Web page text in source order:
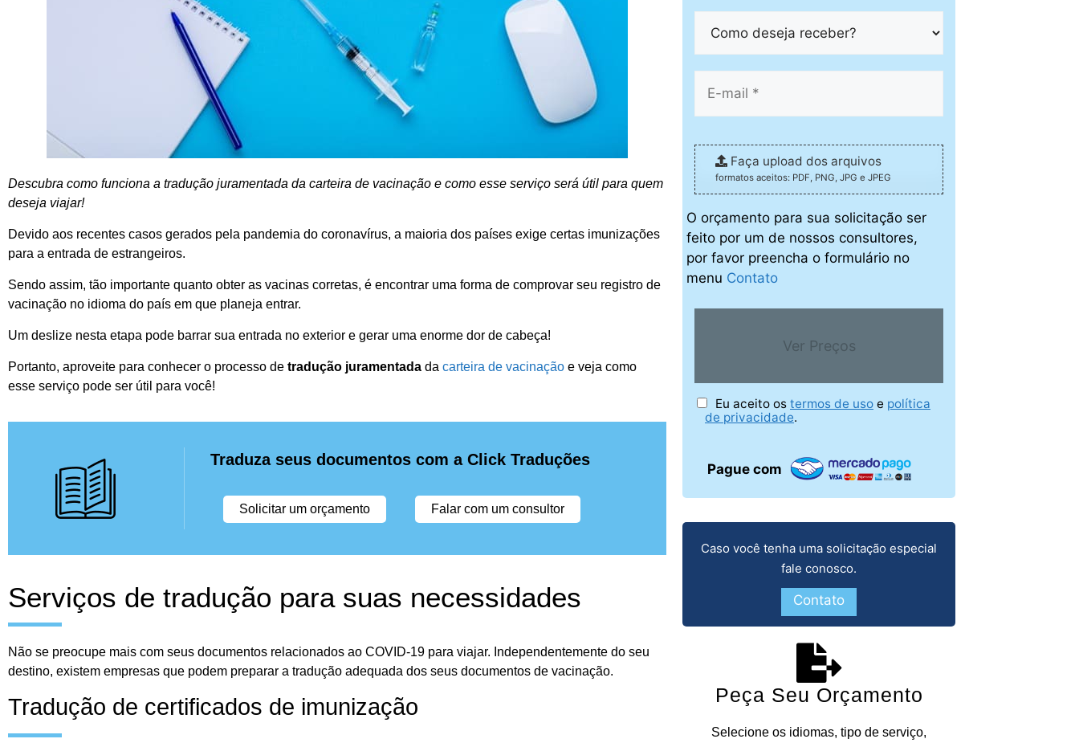
Descubra como funciona a tradução juramentada da carteira de vacinação e como esse serviço será útil para quem
deseja viajar!
Devido aos recentes casos gerados pela pandemia do coronavírus, a maioria dos países exige certas imunizações
para a entrada de estrangeiros.
Sendo assim, tão importante quanto obter as vacinas corretas, é encontrar uma forma de comprovar seu registro de
vacinação no idioma do país em que planeja entrar.
Um deslize nesta etapa pode barrar sua entrada no exterior e gerar uma enorme dor de cabeça!
Portanto, aproveite para conhecer o processo de tradução juramentada da carteira de vacinação e veja como
esse serviço pode ser útil para você!
Traduza seus documentos com a Click Traduções
Solicitar um orçamento Falar com um consultor
Serviços de tradução para suas necessidades
Não se preocupe mais com seus documentos relacionados ao COVID-19 para viajar. Independentemente do seu
destino, existem empresas que podem preparar a tradução adequada dos seus documentos de vacinação.
Tradução de certificados de imunização
Faça upload dos arquivos
formatos aceitos: PDF, PNG, JPG e JPEG
O orçamento para sua solicitação ser
feito por um de nossos consultores,
por favor preencha o formulário no
menu Contato
Ver Preços
Eu aceito os termos de uso e política
de privacidade.
Pague com
Caso você tenha uma solicitação especial
fale conosco.
Contato
Peça Seu Orçamento
Selecione os idiomas, tipo de serviço,